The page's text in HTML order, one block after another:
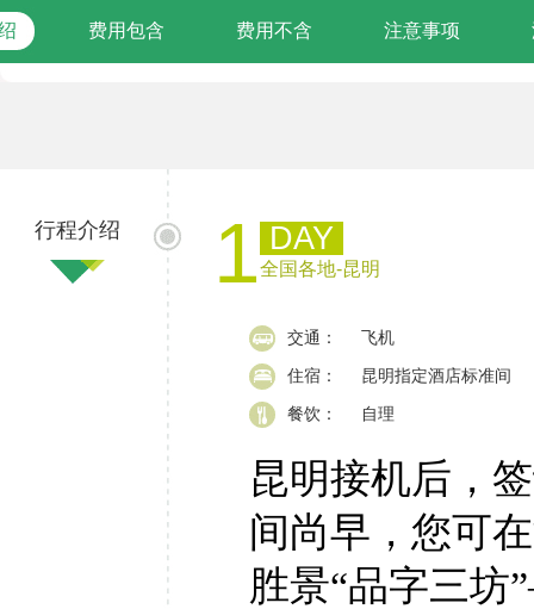
费用包含 费用不含 注意事项
行程介绍 1 DAY
全国各地-昆明
交通： 飞机
住宿： 昆明指定酒店标准间
餐饮： 自理
昆明接机后，
间尚早，您可
胜景“品字三坊